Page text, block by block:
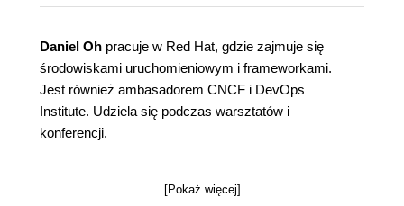
Daniel Oh pracuje w Red Hat, gdzie zajmuje się
środowiskami uruchomieniowym i frameworkami.
Jest również ambasadorem CNCF i DevOps
Institute. Udziela się podczas warsztatów i
konferencji.
[Pokaż więcej]